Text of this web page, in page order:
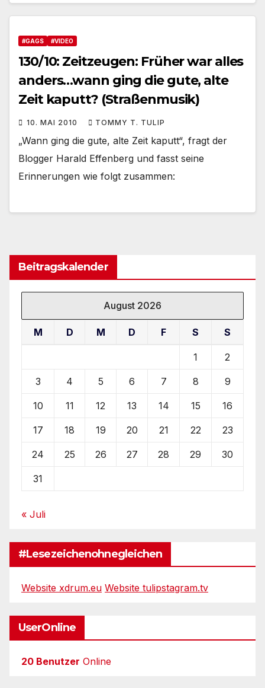
#GAGS #VIDEO
130/10: Zeitzeugen: Früher war alles
anders…wann ging die gute, alte
Zeit kaputt? (Straßenmusik)
10. MAI 2010 TOMMY T. TULIP
„Wann ging die gute, alte Zeit kaputt“, fragt der
Blogger Harald Effenberg und fasst seine
Erinnerungen wie folgt zusammen:
Beitragskalender
August 2026
M D M D F S S
1 2
3 4 5 6 7 8 9
10 11 12 13 14 15 16
17 18 19 20 21 22 23
24 25 26 27 28 29 30
31
« Juli
#Lesezeichenohnegleichen
Website xdrum.eu Website tulipstagram.tv
UserOnline
20 Benutzer Online